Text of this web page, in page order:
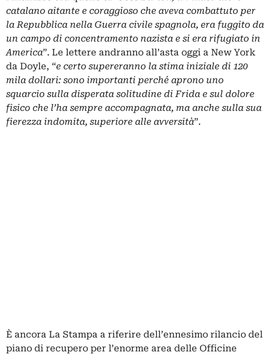
catalano aitante e coraggioso che aveva combattuto per
la Repubblica nella Guerra civile spagnola, era fuggito da
un campo di concentramento nazista e si era rifugiato in
America”. Le lettere andranno all’asta oggi a New York
da Doyle, “e certo supereranno la stima iniziale di 120
mila dollari: sono importanti perché aprono uno
squarcio sulla disperata solitudine di Frida e sul dolore
fisico che l’ha sempre accompagnata, ma anche sulla sua
fierezza indomita, superiore alle avversità”.
È ancora La Stampa a riferire dell’ennesimo rilancio del
piano di recupero per l’enorme area delle Officine